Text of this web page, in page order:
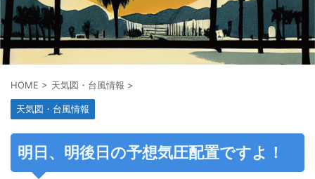
HOME > 天気図・台風情報 >
天気図・台風情報
明日、明後日の予想気圧配置ですよ！